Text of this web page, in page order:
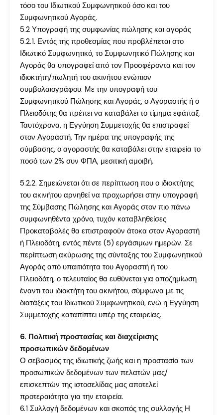
τόσο του Ιδιωτικού Συμφωνητικού όσο και του
Συμφωνητικού Αγοράς.
5.2 Υπογραφή της συμφωνίας πώλησης και αγοράς
5.2.1. Εντός της προθεσμίας που προβλέπεται στο
Ιδιωτικό Συμφωνητικό, το Συμφωνητικό Πώλησης και
Αγοράς θα υπογραφεί από τον Προσφέροντα και τον
ιδιοκτήτη/πωλητή του ακινήτου ενώπιον
συμβολαιογράφου. Με την υπογραφή του
Συμφωνητικού Πώλησης και Αγοράς, ο Αγοραστής ή ο
Πλειοδότης θα πρέπει να καταβάλει το τίμημα εφάπαξ.
Ταυτόχρονα, η Εγγύηση Συμμετοχής θα επιστραφεί
στον Αγοραστή. Την ημέρα της υπογραφής της
σύμβασης, ο αγοραστής θα καταβάλει στην εταιρεία το
ποσό των 2% συν ΦΠΑ, μεσιτική αμοιβή.
5.2.2. Σημειώνεται ότι σε περίπτωση που ο ιδιοκτήτης
του ακινήτου αρνηθεί να προχωρήσει στην υπογραφή
της Σύμβασης Πώλησης και Αγοράς στον πιο πάνω
συμφωνηθέντα χρόνο, τυχόν καταβληθείσες
Προκαταβολές θα επιστραφούν άτοκα στον Αγοραστή
ή Πλειοδότη, εντός πέντε (5) εργάσιμων ημερών. Σε
περίπτωση ακύρωσης της σύνταξης του Συμφωνητικού
Αγοράς από υπαιτιότητα του Αγοραστή ή του
Πλειοδότη, ο τελευταίος θα ευθύνεται για αποζημίωση
έναντι του ιδιοκτήτη του ακινήτου, σύμφωνα με τις
διατάξεις του Ιδιωτικού Συμφωνητικού, ενώ η Εγγύηση
Συμμετοχής καταπίπτει υπέρ της εταιρείας.
6. Πολιτική προστασίας και διαχείρισης
προσωπικών δεδομένων
Ο σεβασμός της ιδιωτικής ζωής και η προστασία των
προσωπικών δεδομένων των πελατών μας/
επισκεπτών της ιστοσελίδας μας αποτελεί
προτεραιότητα για την εταιρεία.
6.1 Συλλογή δεδομένων και σκοπός της συλλογής Η